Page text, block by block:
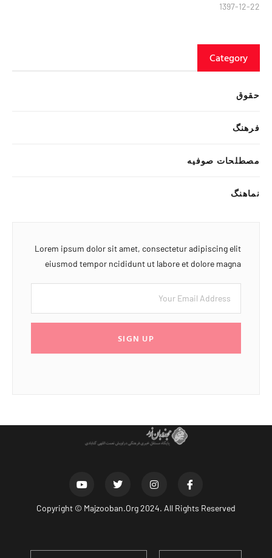
1397-12-22
Category
حقوق
فرهنگ
مصطلحات صوفیه
نماهنگ
Lorem ipsum dolor sit amet, consectetur adipiscing elit
eiusmod tempor ncididunt ut labore et dolore magna
SIGN UP
Copyright © Majzooban.Org2024. All Rights Reserved